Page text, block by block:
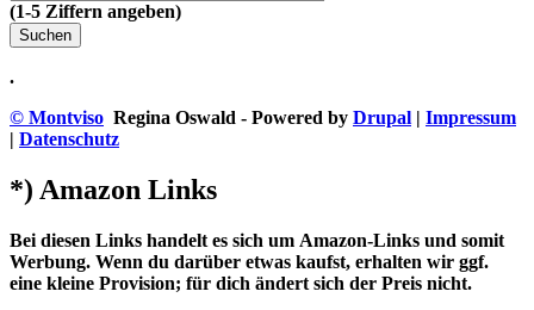
(1-5 Ziffern angeben)
.
© Montviso Regina Oswald - Powered by Drupal | Impressum
| Datenschutz
*) Amazon Links
Bei diesen Links handelt es sich um Amazon-Links und somit
Werbung. Wenn du darüber etwas kaufst, erhalten wir ggf.
eine kleine Provision; für dich ändert sich der Preis nicht.